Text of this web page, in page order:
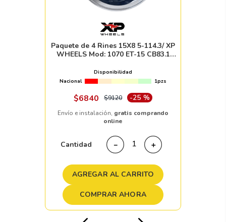
Paquete de 4 Rines 15X8 5-114.3/ XP
WHEELS Mod: 1070 ET-15 CB83.1
Disponibilidad
Nacional
1pzs
$6840 $9120 -25 %
Envío e instalación, gratis comprando
online
Cantidad ＋
－
AGREGAR AL CARRITO
COMPRAR AHORA